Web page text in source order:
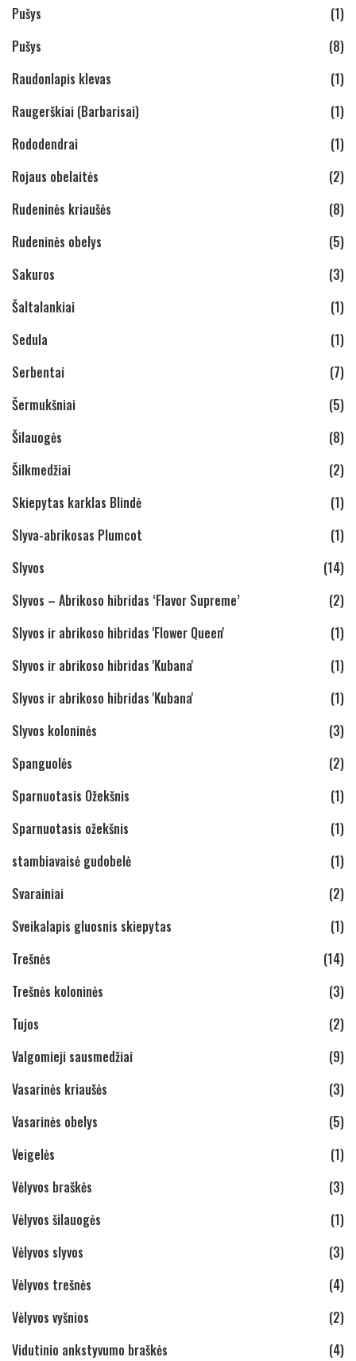
Pušys
(1)
Pušys
(8)
Raudonlapis klevas
(1)
Raugerškiai (Barbarisai)
(1)
Rododendrai
(1)
Rojaus obelaitės
(2)
Rudeninės kriaušės
(8)
Rudeninės obelys
(5)
Sakuros
(3)
Šaltalankiai
(1)
Sedula
(1)
Serbentai
(7)
Šermukšniai
(5)
Šilauogės
(8)
Šilkmedžiai
(2)
Skiepytas karklas Blindė
(1)
Slyva-abrikosas Plumcot
(1)
Slyvos
(14)
Slyvos – Abrikoso hibridas ‘Flavor Supreme’
(2)
Slyvos ir abrikoso hibridas 'Flower Queen'
(1)
Slyvos ir abrikoso hibridas 'Kubana'
(1)
Slyvos ir abrikoso hibridas 'Kubana'
(1)
Slyvos koloninės
(3)
Spanguolės
(2)
Sparnuotasis Ožekšnis
(1)
Sparnuotasis ožekšnis
(1)
stambiavaisė gudobelė
(1)
Svarainiai
(2)
Sveikalapis gluosnis skiepytas
(1)
Trešnės
(14)
Trešnės koloninės
(3)
Tujos
(2)
Valgomieji sausmedžiai
(9)
Vasarinės kriaušės
(3)
Vasarinės obelys
(5)
Veigelės
(1)
Vėlyvos braškės
(3)
Vėlyvos šilauogės
(1)
Vėlyvos slyvos
(3)
Vėlyvos trešnės
(4)
Vėlyvos vyšnios
(2)
Vidutinio ankstyvumo braškės
(4)